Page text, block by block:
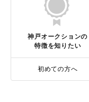
神戸オークションの
特徴を知りたい
初めての方へ